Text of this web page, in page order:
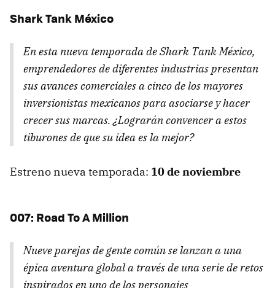
Shark Tank México
En esta nueva temporada deShark Tank México,
emprendedores de diferentes industrias presentan
sus avances comerciales a cinco de los mayores
inversionistas mexicanos para asociarse y hacer
crecer sus marcas. ¿Lograrán convencer a estos
tiburones de que su idea es la mejor?
Estreno nueva temporada: 10 de noviembre
007: Road To A Million
Nueve parejas de gente común se lanzan a una
épica aventura global a través de una serie de retos
inspirados en uno de los personajes